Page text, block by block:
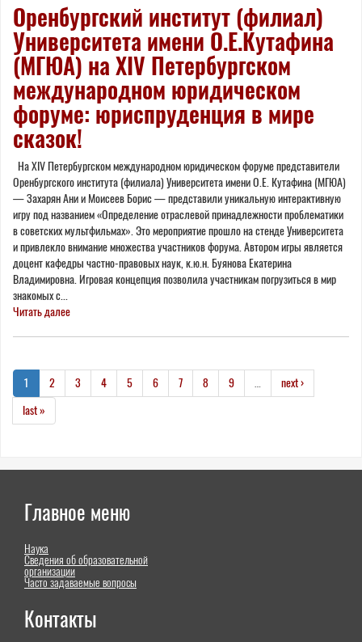
Оренбургский институт (филиал)
Университета имени О.Е.Кутафина
(МГЮА) на XIV Петербургском
международном юридическом
форуме: юриспруденция в мире
сказок!
На XIV Петербургском международном юридическом форуме представители
Оренбургского института (филиала) Университета имени О.Е. Кутафина (МГЮА)
— Захарян Ани и Моисеев Борис — представили уникальную интерактивную
игру под названием «Определение отраслевой принадлежности проблематики
в советских мультфильмах». Это мероприятие прошло на стенде Университета
и привлекло внимание множества участников форума. Автором игры является
доцент кафедры частно-правовых наук, к.ю.н. Буянова Екатерина
Владимировна. Игровая концепция позволила участникам погрузиться в мир
знакомых с...
Читать далее
1 2 3 4 5 6 7 8 9
next ›
last »
Главное меню
Наука
Сведения об образовательной
организации
Часто задаваемые вопросы
Контакты